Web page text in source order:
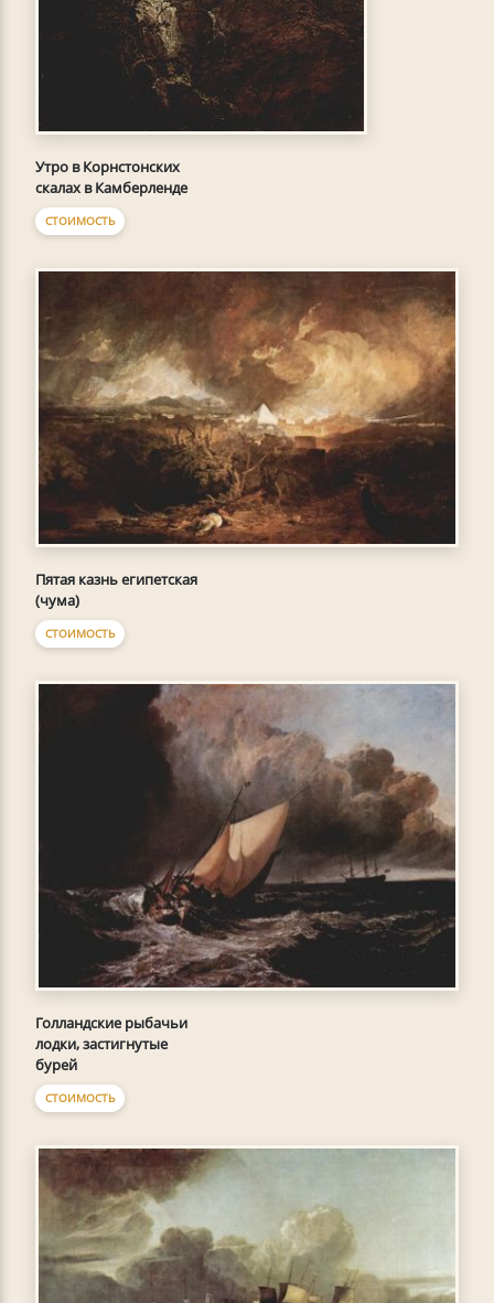
Утро в Корнстонских
скалах в Камберленде
СТОИМОСТЬ
Пятая казнь египетская
(чума)
СТОИМОСТЬ
Голландские рыбачьи
лодки, застигнутые
бурей
СТОИМОСТЬ